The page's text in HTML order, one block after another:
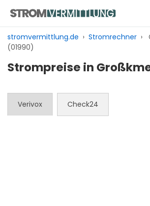
Inhalt
springen
stromvermittlung.de › Stromrechner ›
(01990)
Strompreise in
Verivox Check24